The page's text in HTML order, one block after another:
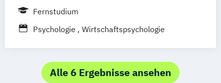
Studienzentrum Hamburg
Studienzentrum Stuttgart
Studienzentrum Berlin
Studienzentrum Nürnberg
Studienzentrum Kassel
Fernstudium
Psychologie
Wirtschaftspsychologie
Alle 6 Ergebnisse ansehen